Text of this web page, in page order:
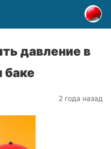
давление в
баке
2 года назад